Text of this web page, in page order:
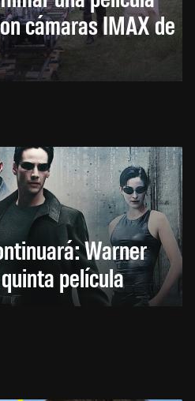
cámaras IMAX de
Warner
película